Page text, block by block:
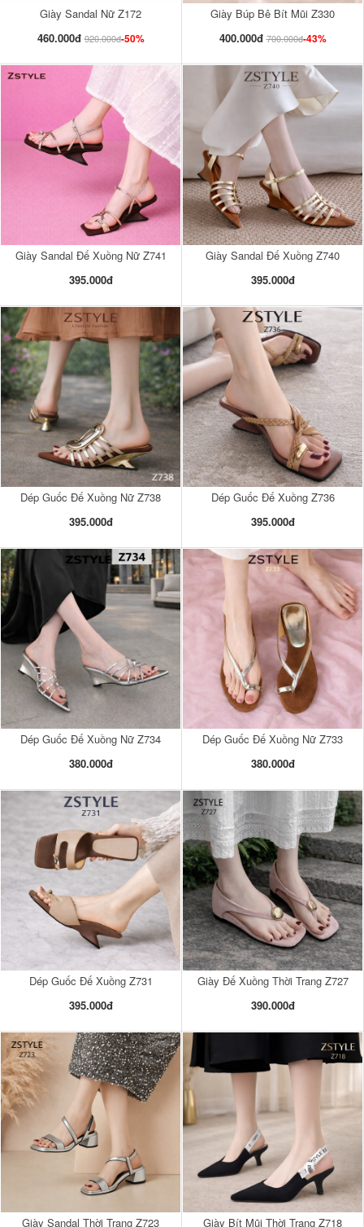
Giày Sandal Nữ Z172
460.000đ 920.000đ-50%
Giày Búp Bê Bít Mũi Z330
400.000đ 700.000đ-43%
Giày Sandal Đế Xuồng Nữ Z741
395.000đ
Giày Sandal Đế Xuồng Z740
395.000đ
Dép Guốc Đế Xuồng Nữ Z738
395.000đ
Dép Guốc Đế Xuồng Z736
395.000đ
Dép Guốc Đế Xuồng Nữ Z734
380.000đ
Dép Guốc Đế Xuồng Nữ Z733
380.000đ
Dép Guốc Đế Xuồng Z731
395.000đ
Giày Đế Xuồng Thời Trang Z727
390.000đ
Giày Sandal Thời Trang Z723 Giày Bít Mũi Thời Trang Z718